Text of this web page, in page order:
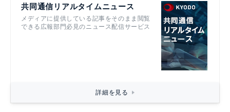
共同通信リアルタイムニュース
メディアに提供している記事をそのまま閲覧
できる広報部門必見のニュース配信サービス
詳細を見る